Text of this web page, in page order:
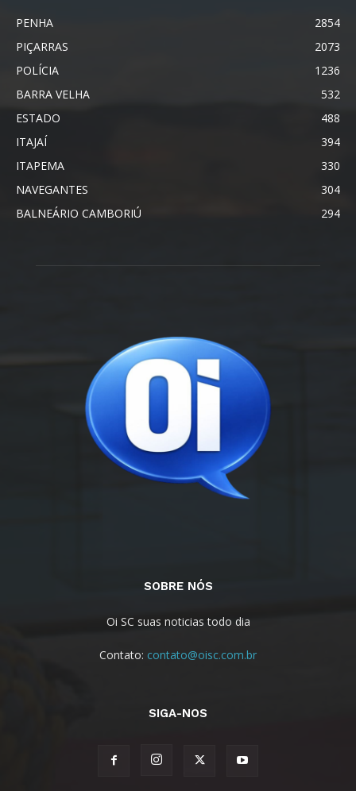
PENHA
2854
PIÇARRAS
2073
POLÍCIA
1236
BARRA VELHA
532
ESTADO
488
ITAJAÍ
394
ITAPEMA
330
NAVEGANTES
304
BALNEÁRIO CAMBORIÚ
294
SOBRE NÓS
Oi SC suas noticias todo dia
Contato: contato@oisc.com.br
SIGA-NOS